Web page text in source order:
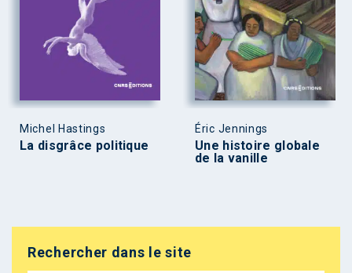
Michel Hastings
La disgrâce politique
Éric Jennings
Une histoire globale
de la vanille
Rechercher dans le site